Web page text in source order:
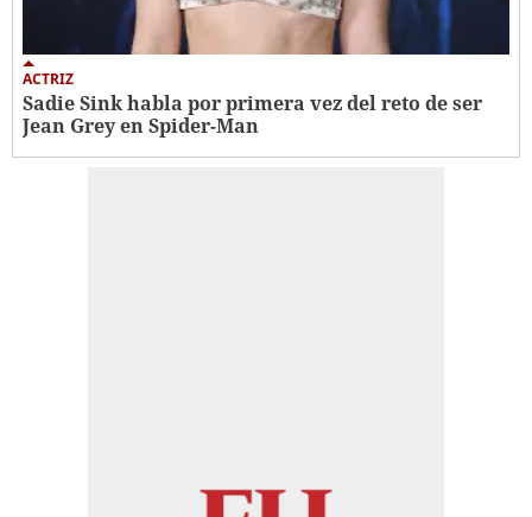
ACTRIZ
Sadie Sink habla por primera vez del reto de ser
Jean Grey en Spider-Man